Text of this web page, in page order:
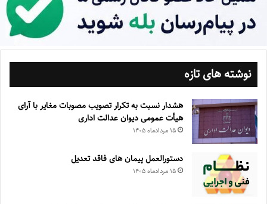
نوشته های تازه
هشدار نسبت به تکرار تصویب مصوبات مغایر با آرای
هیأت عمومی دیوان عدالت اداری
۱۵ مرداد‌ماه ۱۴۰۵
دستورالعمل پیمان های فاقد تعدیل
۱۵ مرداد‌ماه ۱۴۰۵